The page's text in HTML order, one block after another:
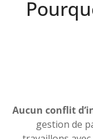
Aucun conflit
gestion de